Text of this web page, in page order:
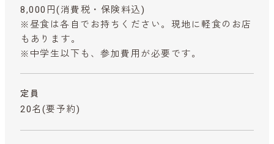
8,000円 (消費税・保険料込)
※昼食は各自でお持ちください。現地に軽食のお店
もあります。
※中学生以下も、参加費用が必要です。
定員
20名(要予約)